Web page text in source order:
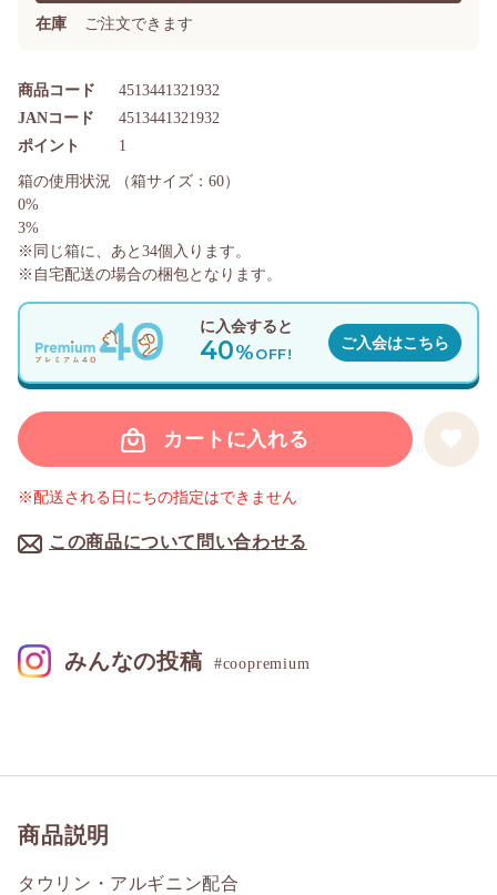
在庫 ご注文できます
商品コード 4513441321932
ポイント 1
JANコード 4513441321932
カートに入れる
この商品について問い合わせる
※配送される日にちの指定はできません
に入会すると
40%OFF!
ご入会はこちら
箱の使用状況
（箱サイズ：60）
0%
3%
※同じ箱に、あと 34個入ります。
※自宅配送の場合の梱包となります。
商品説明
タウリン・アルギニン配合
みんなの投稿 #coopremium